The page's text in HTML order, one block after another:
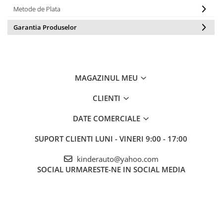
Metode de Plata
Garantia Produselor
MAGAZINUL MEU
CLIENTI
DATE COMERCIALE
SUPORT CLIENTI LUNI - VINERI 9:00 - 17:00
kinderauto@yahoo.com
SOCIAL URMARESTE-NE IN SOCIAL MEDIA